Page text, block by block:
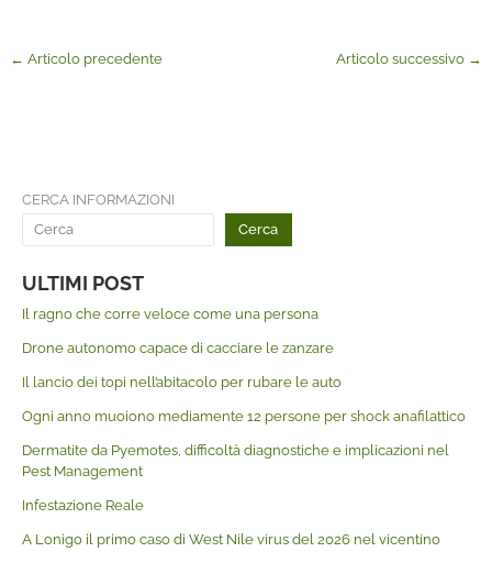
← Articolo precedente Articolo successivo →
CERCA INFORMAZIONI
Cerca
ULTIMI POST
Il ragno che corre veloce come una persona
Drone autonomo capace di cacciare le zanzare
Il lancio dei topi nell’abitacolo per rubare le auto
Ogni anno muoiono mediamente 12 persone per shock anafilattico
Dermatite da Pyemotes, difficoltà diagnostiche e implicazioni nel
Pest Management
Infestazione Reale
A Lonigo il primo caso di West Nile virus del 2026 nel vicentino